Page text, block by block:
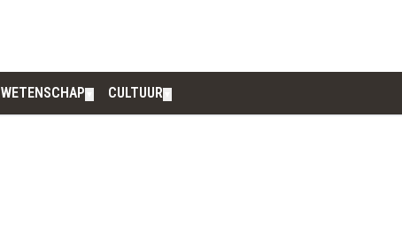
WETENSCHAP CULTUUR